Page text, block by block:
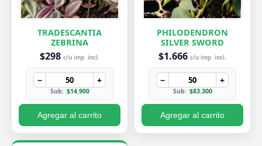
TRADESCANTIA
ZEBRINA
$298 c/u imp. incl.
− +
Sub: $14.900
Agregar al carrito
PHILODENDRON
SILVER SWORD
$1.666 c/u imp. incl.
− +
Sub: $83.300
Agregar al carrito